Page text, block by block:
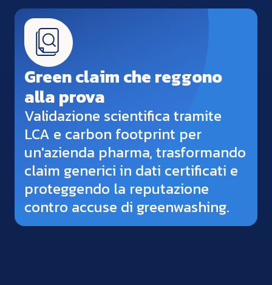
Green claim che reggono
alla prova
Validazione scientifica tramite
LCA e carbon footprint per
un'azienda pharma, trasformando
claim generici in dati certificati e
proteggendo la reputazione
contro accuse di greenwashing.